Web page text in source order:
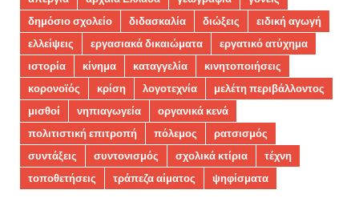
δημόσιο σχολείο
διδασκαλία διώξεις
ειδική αγωγή
ελλείψεις
εργασιακά δικαιώματα
εργατικό ατύχημα
ιστορία
κίνημα καταγγελία
κινητοποιήσεις
κορονοϊός
κρίση λογοτεχνία
μελέτη περιβάλλοντος
μισθοί
νηπιαγωγεία
οργανικά κενά
πολιτιστική επιτροπή
πόλεμος
ρατσισμός
συντάξεις
συντονισμός σχολικά κτίρια
τέχνη
τοποθετήσεις
τράπεζα αίματος ψηφίσματα